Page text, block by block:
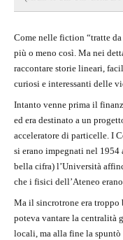
Come nelle fiction “tratte
più o meno così. Ma nei
raccontare storie lineari,
curiosi e interessanti delle
Intanto venne prima il
ed era destinato a un
acceleratore di particelle. I
si erano impegnati nel
bella cifra) l’Università
che i fisici dell’Ateneo
Ma il sincrotrone era
poteva vantare la
locali, ma alla fine la spuntò